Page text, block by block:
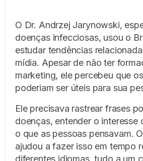
O Dr. Andrzej Jarynowski,
doenças infecciosas, usou o
estudar tendências
mídia. Apesar de não ter
marketing, ele percebeu que
poderiam ser úteis para sua
Ele precisava rastrear frases
doenças, entender o interesse
o que as pessoas pensavam.
ajudou a fazer isso em tempo
diferentes idiomas, tudo a um